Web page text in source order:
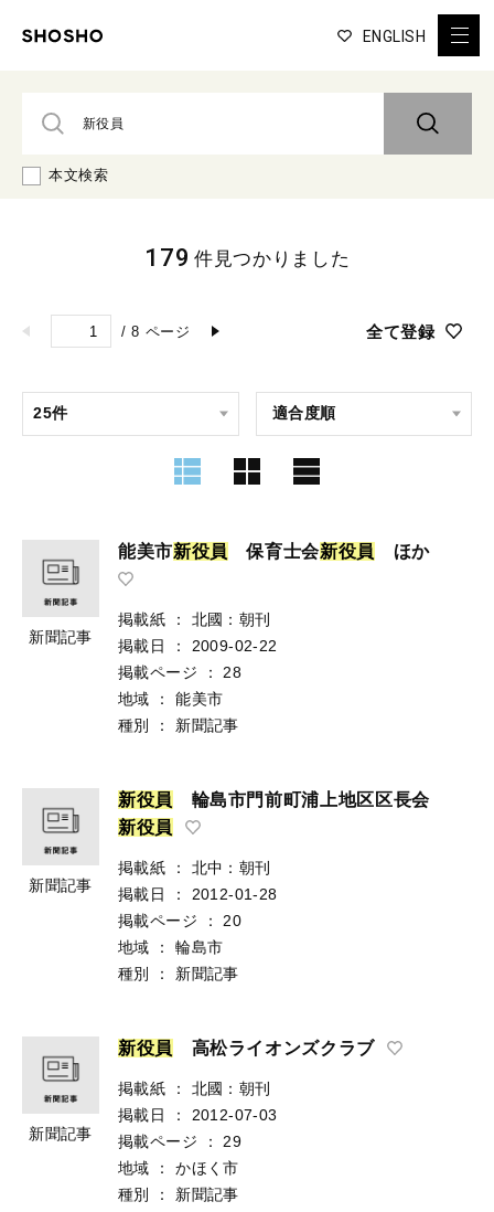
ENGLISH
本文検索
/ 8 ページ 全て登録
179 件見つかりました
新聞記事
能美市新役員 保育士会新役員 ほか
掲載紙 ：
北國：朝刊
掲載日
：
2009-02-22
掲載ページ
：
28
地域
：
能美市
種別
： 新聞記事
新聞記事
新役員
輪島市門前町浦上地区区長会
新役員
掲載紙 ：
北中：朝刊
掲載日
：
2012-01-28
掲載ページ
：
20
地域
：
輪島市
種別
： 新聞記事
新聞記事
新役員 高松ライオンズクラブ
掲載紙 ：
北國：朝刊
掲載日
：
2012-07-03
掲載ページ
：
29
地域
：
かほく市
種別
： 新聞記事